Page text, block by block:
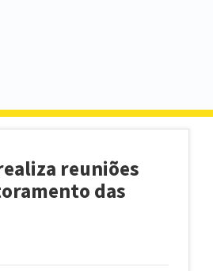
reuniões
das